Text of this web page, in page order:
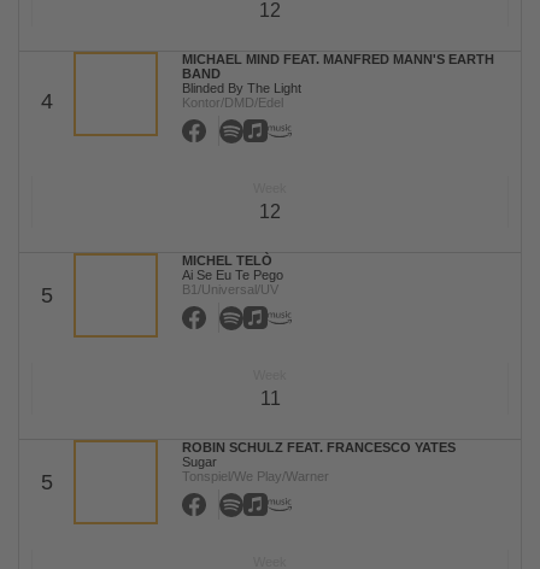
12
4
MICHAEL MIND FEAT. MANFRED MANN'S EARTH
BAND
Blinded By The Light
Kontor/DMD/Edel
12
5
MICHEL TELÒ
Ai Se Eu Te Pego
B1/Universal/UV
11
5
ROBIN SCHULZ FEAT. FRANCESCO YATES
Sugar
Tonspiel/We Play/Warner